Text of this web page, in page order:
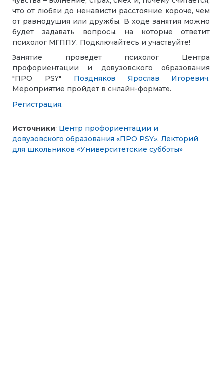
что от любви до ненависти расстояние короче, чем
от равнодушия или дружбы. В ходе занятия можно
будет задавать вопросы, на которые ответит
психолог МГППУ. Подключайтесь и участвуйте!
Занятие проведет психолог Центра
профориентации и довузовского образования
"ПРО PSY"
Поздняков Ярослав Игоревич.
Мероприятие пройдет в онлайн-формате.
Регистрация.
Источники: Центр профориентации и
довузовского образования «ПРО PSY», Лекторий
для школьников «Университетские субботы»